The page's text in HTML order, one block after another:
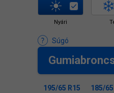
Nyári
Súgó
195/65 R15 185/65